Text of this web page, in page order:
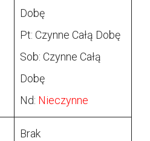
Dobę
Pt: Czynne Całą Dobę
Sob: Czynne Całą
Dobę
Nd: Nieczynne
Brak